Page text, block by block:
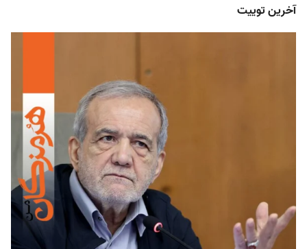
آخرین توییت